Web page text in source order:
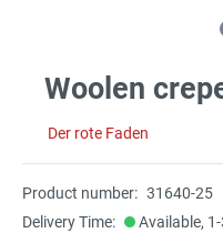
Woolen
Der rote Faden
Product number: 31640-25
Delivery Time:
Available,